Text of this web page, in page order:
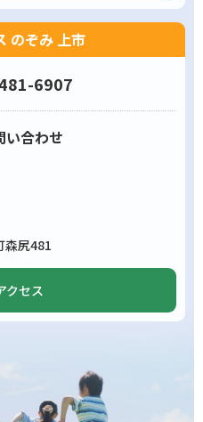
のぞみ 上市
6907
い合わせ
森尻481
クセス